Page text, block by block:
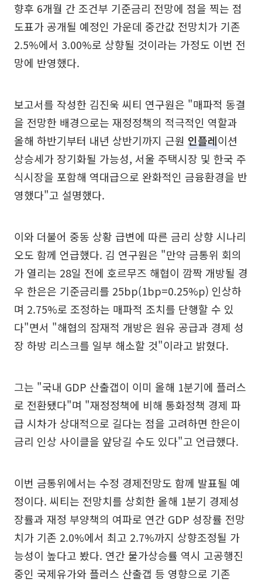
향후 6개월 간 조건부 기준금리 전망에 점을 찍는 점
도표가 공개될 예정인 가운데 중간값 전망치가 기존
2.5%에서 3.00%로 상향될 것이라는 가정도 이번 전
망에 반영했다.
보고서를 작성한 김진욱 씨티 연구원은 "매파적 동결
을 전망한 배경으로는 재정정책의 적극적인 역할과
올해 하반기부터 내년 상반기까지 근원 인플레이션
상승세가 장기화될 가능성, 서울 주택시장 및 한국 주
식시장을 포함해 역대급으로 완화적인 금융환경을 반
영했다"고 설명했다.
이와 더불어 중동 상황 급변에 따른 금리 상향 시나리
오도 함께 언급했다. 김 연구원은 "만약 금통위 회의
가 열리는 28일 전에 호르무즈 해협이 깜짝 개방될 경
우 한은은 기준금리를 25bp(1bp=0.25%p) 인상하
며 2.75%로 조정하는 매파적 조치를 단행할 수 있
다"면서 "해협의 잠재적 개방은 원유 공급과 경제 성
장 하방 리스크를 일부 해소할 것"이라고 밝혔다.
그는 "국내 GDP 산출갭이 이미 올해 1분기에 플러스
로 전환됐다"며 "재정정책에 비해 통화정책 경제 파
급 시차가 상대적으로 길다는 점을 고려하면 한은이
금리 인상 사이클을 앞당길 수도 있다"고 언급했다.
이번 금통위에서는 수정 경제전망도 함께 발표될 예
정이다. 씨티는 전망치를 상회한 올해 1분기 경제성
장률과 재정 부양책의 여파로 연간 GDP 성장률 전망
치가 기존 2.0%에서 최고 2.7%까지 상향조정될 가
능성이 높다고 봤다. 연간 물가상승률 역시 고공행진
중인 국제유가와 플러스 산출갭 등 영향으로 기존